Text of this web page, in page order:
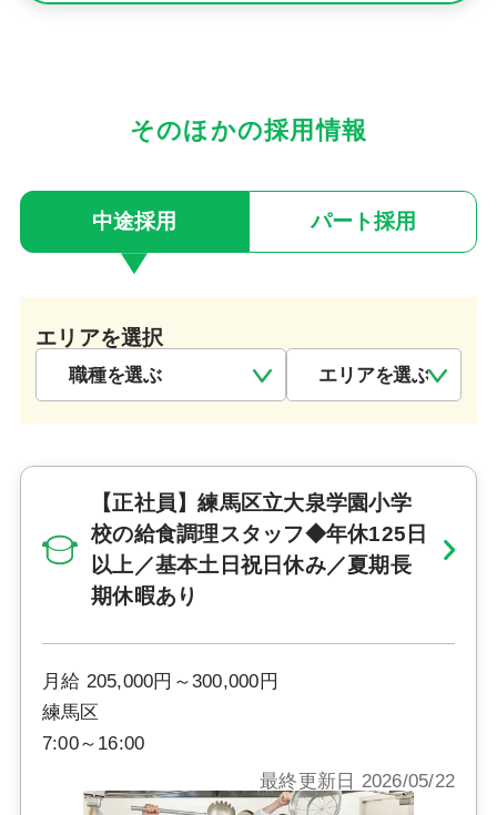
そのほかの採用情報
中途採用 パート採用
エリアを選択
【正社員】練馬区立大泉学園小学
校の給食調理スタッフ◆年休125日
以上／基本土日祝日休み／夏期長
期休暇あり
月給 205,000円～300,000円
練馬区
7:00～16:00
最終更新日 2026/05/22